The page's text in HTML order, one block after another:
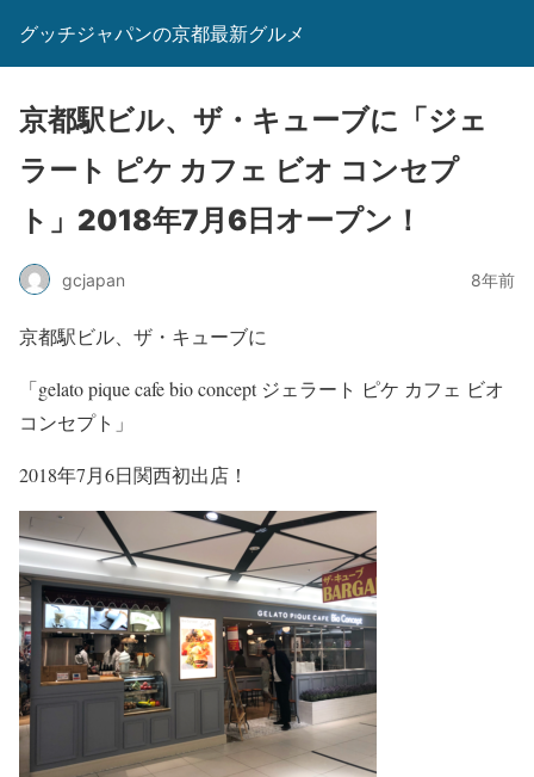
グッチジャパンの京都最新グルメ
京都駅ビル、ザ・キューブに「ジェ
ラート ピケ カフェ ビオ コンセプ
ト」2018年7月6日オープン！
gcjapan 8年前
京都駅ビル、ザ・キューブに
「gelato pique cafe bio concept ジェラート ピケ カフェ ビオ
コンセプト」
2018年7月6日関西初出店！